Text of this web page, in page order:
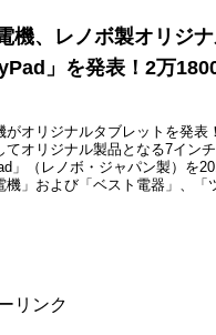
機、レノボ製オリジ
」を発表！2万
がオリジナルタブレットを発表
てオリジナル製品となる7イン
」（レノボ・ジャパン製）を
機」および「ベスト電器」、「
および直営Webストア「ヤマダ
す。販売価格は21,800円です
リンク